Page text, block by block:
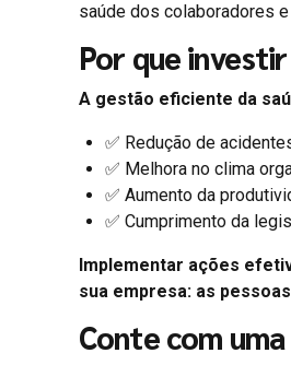
saúde dos colaboradores
Por que investir
A gestão eficiente da
✅ Redução de
✅ Melhora no clima
✅ Aumento da
✅ Cumprimento da
Implementar ações
sua empresa: as
Conte com